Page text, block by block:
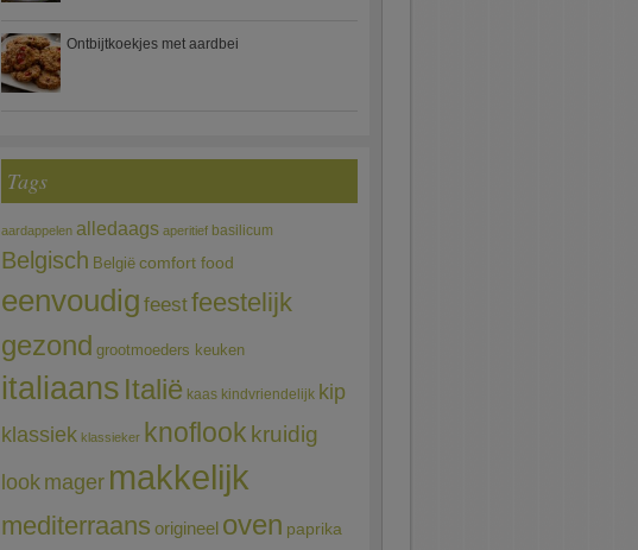
Ontbijtkoekjes met aardbei
Tags
aardappelen alledaags aperitief basilicum
Belgisch België comfort food
eenvoudig feestfeestelijk
gezond grootmoeders keuken
italiaans Italië kaas kindvriendelijk kip
klassiek klassieker knoflook kruidig
look mager makkelijk
mediterraans origineel oven paprika